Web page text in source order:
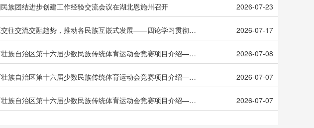
江：侗乡非遗展演迎客来 柳州市第五
族团结进步创建工作经验交流会议在湖北恩施州召开 2026-07-23
顺应交往交流交融趋势，推动各民族互嵌式发展——四论学习贯彻民族团结进步促进法 2026-07-17
广西壮族自治区第十六届少数民族传统体育运动会竞赛项目介绍—投绣球 2026-07-08
广西壮族自治区第十六届少数民族传统体育运动会竞赛项目介绍—射弩 2026-07-07
广西壮族自治区第十六届少数民族传统体育运动会竞赛项目介绍—民族武术 2026-07-07